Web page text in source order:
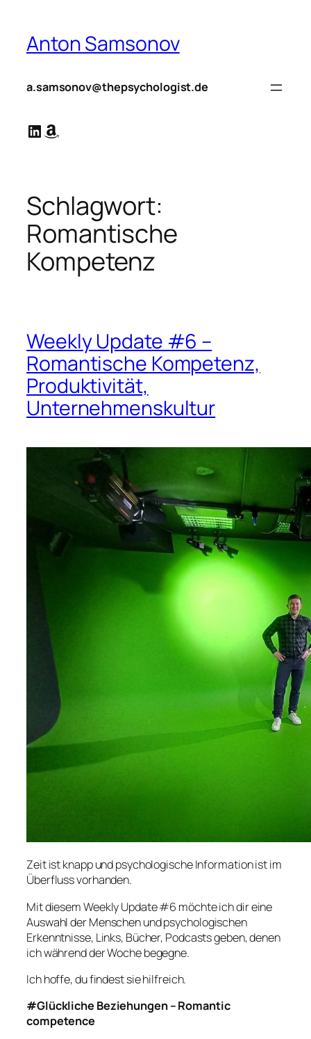
springen
Anton Samsonov
a.samsonov@thepsychologist.de
LinkedIn
Amazon
Schlagwort:
Romantische
Kompetenz
Weekly Update #6 –
Romantische Kompetenz,
Produktivität,
Unternehmenskultur
Zeit ist knapp und psychologische Information ist im
Überfluss vorhanden.
Mit diesem Weekly Update #6 möchte ich dir eine
Auswahl der Menschen und psychologischen
Erkenntnisse, Links, Bücher, Podcasts geben, denen
ich während der Woche begegne.
Ich hoffe, du findest sie hilfreich.
#Glückliche Beziehungen – Romantic
competence